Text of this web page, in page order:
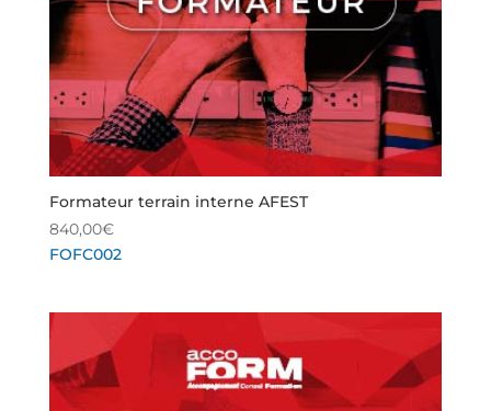
Formateur terrain interne AFEST
840,00€
FOFC002